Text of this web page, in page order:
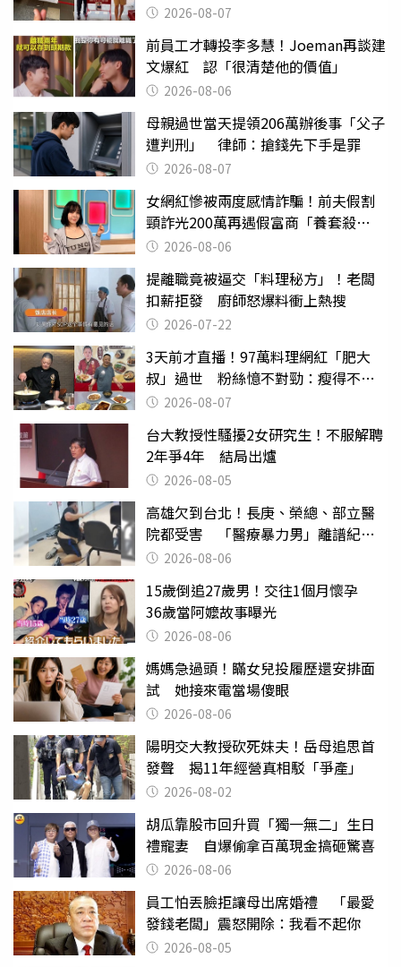
2026-08-07
前員工才轉投李多慧！Joeman再談建
文爆紅 認「很清楚他的價值」
2026-08-06
母親過世當天提領206萬辦後事「父子
遭判刑」 律師：搶錢先下手是罪
2026-08-07
女網紅慘被兩度感情詐騙！前夫假割
頸詐光200萬再遇假富商「養套殺
2000萬」
2026-08-06
提離職竟被逼交「料理秘方」！老闆
扣薪拒發 廚師怒爆料衝上熱搜
2026-07-22
3天前才直播！97萬料理網紅「肥大
叔」過世 粉絲憶不對勁：瘦得不合
理 2026-08-07
台大教授性騷擾2女研究生！不服解聘
2年爭4年 結局出爐
2026-08-05
高雄欠到台北！長庚、榮總、部立醫
院都受害 「醫療暴力男」離譜紀錄
曝光2026-08-06
15歲倒追27歲男！交往1個月懷孕
36歲當阿嬤故事曝光
2026-08-06
媽媽急過頭！瞞女兒投履歷還安排面
試 她接來電當場傻眼
2026-08-06
陽明交大教授砍死妹夫！岳母追思首
發聲 揭11年經營真相駁「爭產」
2026-08-02
胡瓜靠股市回升買「獨一無二」生日
禮寵妻 自爆偷拿百萬現金搞砸驚喜
2026-08-06
員工怕丟臉拒讓母出席婚禮 「最愛
發錢老闆」震怒開除：我看不起你
2026-08-05